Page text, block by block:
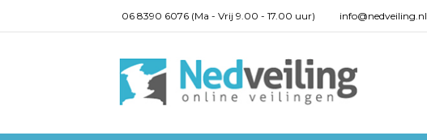
06 8390 6076 (Ma - Vrij 9.00 - 17.00 uur) info@nedveiling.nl